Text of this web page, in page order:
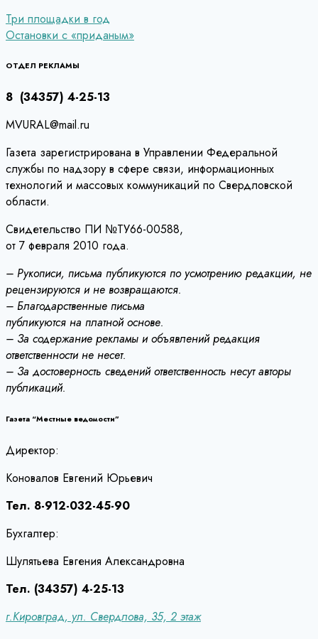
Навигация
по
записям
Три площадки в год
Остановки с «приданым»
ОТДЕЛ РЕКЛАМЫ
8 (34357) 4-25-13
MVURAL@mail.ru
Газета зарегистрирована в Управлении Федеральной
службы по надзору в сфере связи, информационных
технологий и массовых коммуникаций по Свердловской
области.
Свидетельство ПИ №ТУ66-00588,
от 7 февраля 2010 года.
– Рукописи, письма публикуются по усмотрению редакции, не
рецензируются и не возвращаются.
– Благодарственные письма
публикуются на платной основе.
– За содержание рекламы и объявлений редакция
ответственности не несет.
– За достоверность сведений ответственность несут авторы
публикаций.
Газета “Местные ведомости”
Директор:
Коновалов Евгений Юрьевич
Тел. 8-912-032-45-90
Бухгалтер:
Шулятьева Евгения Александровна
Тел. (34357) 4-25-13
г.Кировград, ул. Свердлова, 35, 2 этаж